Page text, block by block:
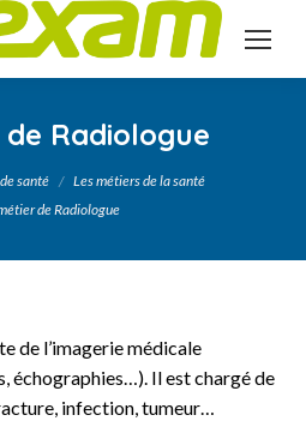
Radiologue
santé
Les métiers de la santé
de Radiologue
de l’imagerie médicale
échographies…). Il est chargé de
infection, tumeur…